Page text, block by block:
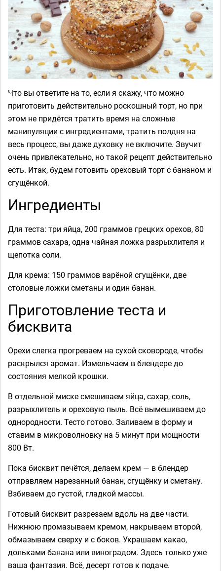
Что вы ответите на то, если я скажу, что можно
приготовить действительно роскошный торт, но при
этом не придётся тратить время на сложные
манипуляции с ингредиентами, тратить полдня на
весь процесс, вы даже духовку не включите. Звучит
очень привлекательно, но такой рецепт действительно
есть. Итак, будем готовить ореховый торт с бананом и
сгущёнкой.
Ингредиенты
Для теста: три яйца, 200 граммов грецких орехов, 80
граммов сахара, одна чайная ложка разрыхлителя и
щепотка соли.
Для крема: 150 граммов варёной сгущёнки, две
столовые ложки сметаны и один банан.
Приготовление теста и
бисквита
Орехи слегка прогреваем на сухой сковороде, чтобы
раскрылся аромат. Измельчаем в блендере до
состояния мелкой крошки.
В отдельной миске смешиваем яйца, сахар, соль,
разрыхлитель и ореховую пыль. Всё вымешиваем до
однородности. Тесто готово. Заливаем в форму и
ставим в микроволновку на 5 минут при мощности
800 Вт.
Пока бисквит печётся, делаем крем — в блендер
отправляем нарезанный банан, сгущёнку и сметану.
Взбиваем до густой, гладкой массы.
Готовый бисквит разрезаем вдоль на две части.
Нижнюю промазываем кремом, накрываем второй,
обмазываем сверху и с боков. Украшаем какао,
дольками банана или виноградом. Здесь только уже
ваша фантазия. Всё, десерт готов к подаче.